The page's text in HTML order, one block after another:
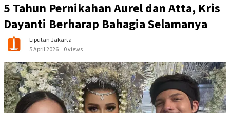
5 Tahun Pernikahan Aurel dan Atta, Kris
Dayanti Berharap Bahagia Selamanya
Liputan Jakarta
5 April 2026
0 views